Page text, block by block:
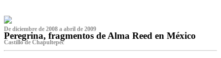
De diciembre de 2008 a abril de 2009
Peregrina, fragmentos de Alma Reed en México
Castillo de Chapultepec